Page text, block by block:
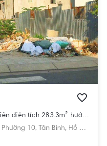
Đất nền Đường Ni Sư Huỳnh Liên diện tích 283.3m² hướng tây nam pháp lý sổ hồng.
Phường 10, Tân Bình, Hồ Chí Minh